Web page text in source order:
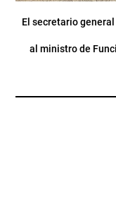
El secretario general
al ministro de